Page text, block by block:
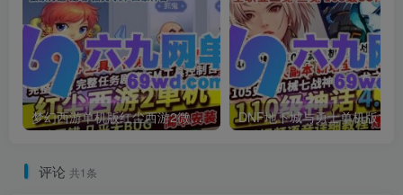
梦幻西游单机版红尘西游2微变独家打造龙魂抽奖令牌四象神兽
评论 共1条